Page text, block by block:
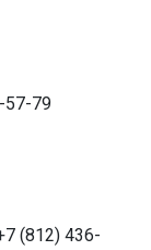
57-79
(812) 436-